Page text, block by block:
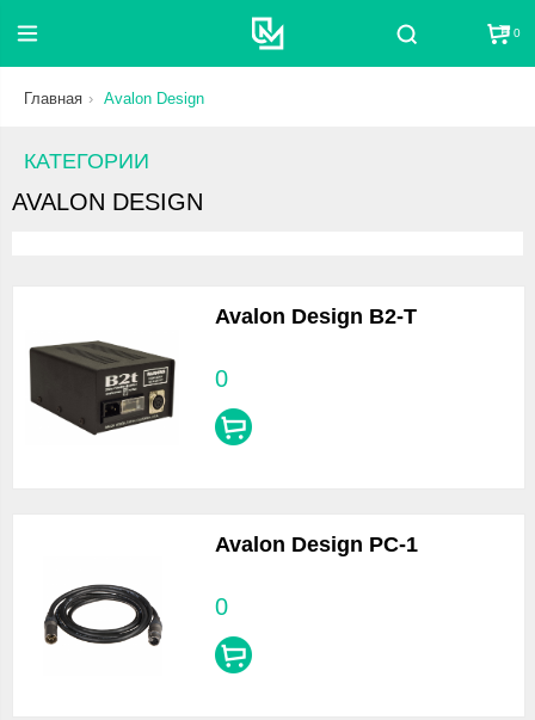
Поиск 0
Главная Avalon Design
КАТЕГОРИИ
AVALON DESIGN
Avalon Design B2-T
0
Avalon Design PC-1
0